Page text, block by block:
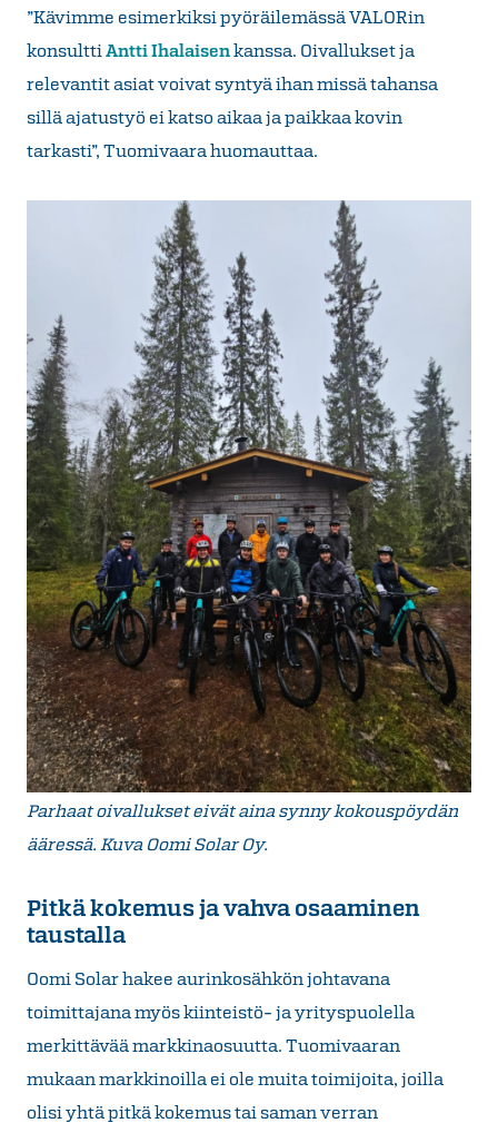
”Kävimme esimerkiksi pyöräilemässä VALORin
konsultti Antti Ihalaisenkanssa. Oivallukset ja
relevantit asiat voivat syntyä ihan missä tahansa
sillä ajatustyö ei katso aikaa ja paikkaa kovin
tarkasti”, Tuomivaara huomauttaa.
Parhaat oivallukset eivät aina synny kokouspöydän
ääressä. Kuva Oomi Solar Oy.
Pitkä kokemus ja vahva osaaminen
taustalla
Oomi Solar hakee aurinkosähkön johtavana
toimittajana myös kiinteistö- ja yrityspuolella
merkittävää markkinaosuutta. Tuomivaaran
mukaan markkinoilla ei ole muita toimijoita, joilla
olisi yhtä pitkä kokemus tai saman verran